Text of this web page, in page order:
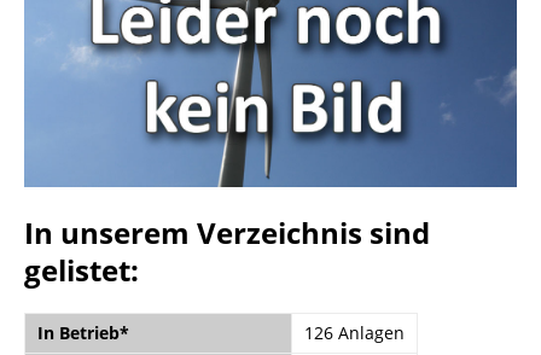
In unserem Verzeichnis sind
gelistet:
In Betrieb*
126 Anlagen